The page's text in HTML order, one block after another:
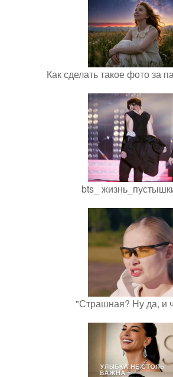
Как сделать такое фото за
bts_
"Страшная? Ну да, и